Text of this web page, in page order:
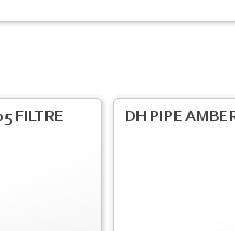
FILTRE
DH PIPE